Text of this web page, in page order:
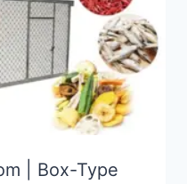
| Box-Type